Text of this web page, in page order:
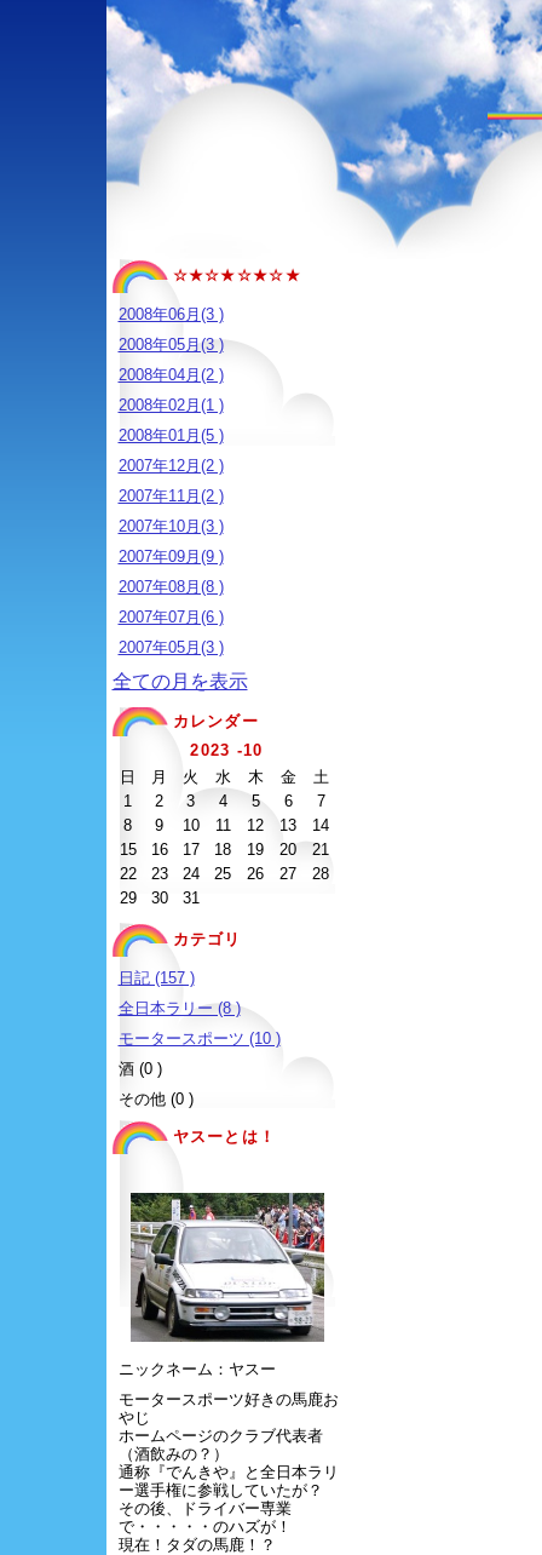
☆★☆★☆★☆★
2008年06月(3 )
2008年05月(3 )
2008年04月(2 )
2008年02月(1 )
2008年01月(5 )
2007年12月(2 )
2007年11月(2 )
2007年10月(3 )
2007年09月(9 )
2007年08月(8 )
2007年07月(6 )
2007年05月(3 )
全ての月を表示
カレンダー
2023 -10
日
月 火 水 木 金
土
1
2 3 4 5 6
7
8
9 10 11 12 13
14
15
16 17 18 19 20
21
22
23 24 25 26 27
28
29
30 31
カテゴリ
日記 (157 )
全日本ラリー (8 )
モータースポーツ (10 )
酒 (0 )
その他 (0 )
ヤスーとは！
ニックネーム：ヤスー
モータースポーツ好きの馬鹿お
やじ
ホームページのクラブ代表者
（酒飲みの？）
通称『でんきや』と全日本ラリ
ー選手権に参戦していたが？
その後、ドライバー専業
で・・・・・のハズが！
現在！タダの馬鹿！？